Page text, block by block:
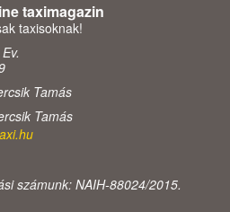
taximagazin
taxisoknak!
Tamás
Tamás
számunk: NAIH-88024/2015.